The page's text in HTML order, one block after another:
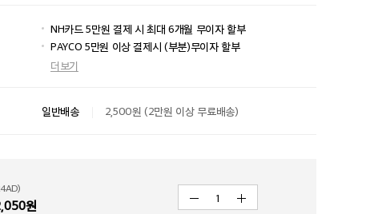
NH카드 5만원 결제 시 최대 6개월 무이자 할부
PAYCO 5만원 이상 결제시 (부분)무이자 할부
더보기
일반배송 2,500원 (2만원 이상 무료배송)
원 1